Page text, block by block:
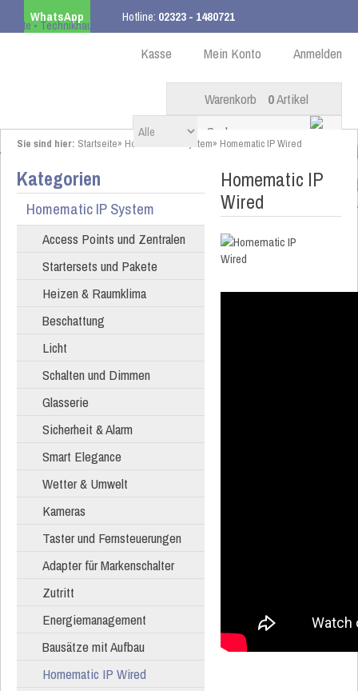
WhatsApp Hotline: 02323 - 1480721
ab 99,00 € innerhalb DE Anmelden
Mein Konto
Kasse
Warenkorb 0Artikel
Sie sind hier: Startseite» Homematic IP System» Homematic IP Wired
Kategorien
Homematic IP System
Access Points und Zentralen
Startersets und Pakete
Heizen & Raumklima
Beschattung
Licht
Schalten und Dimmen
Glasserie
Sicherheit & Alarm
Smart Elegance
Wetter & Umwelt
Kameras
Taster und Fernsteuerungen
Adapter für Markenschalter
Zutritt
Energiemanagement
Bausätze mit Aufbau
Homematic IP Wired
Homematic IP
Wired